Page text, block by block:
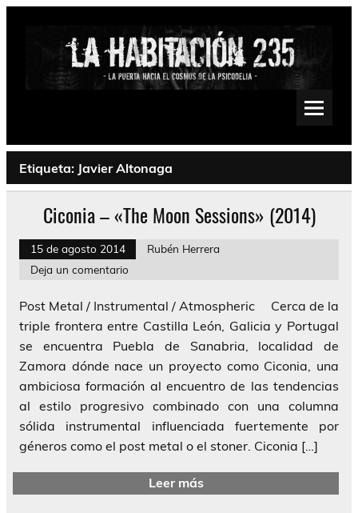
Saltar
Psychedelic, Stoner, Doom, Sludge, Fuzz, Space, Drone
Etiqueta: Javier Altonaga
Ciconia – «The Moon Sessions» (2014)
15 de agosto 2014
Rubén Herrera
Deja un comentario
Post Metal / Instrumental / Atmospheric Cerca de la
triple frontera entre Castilla León, Galicia y Portugal
se encuentra Puebla de Sanabria, localidad de
Zamora dónde nace un proyecto como Ciconia, una
ambiciosa formación al encuentro de las tendencias
al estilo progresivo combinado con una columna
sólida instrumental influenciada fuertemente por
géneros como el post metal o el stoner. Ciconia […]
Leer más